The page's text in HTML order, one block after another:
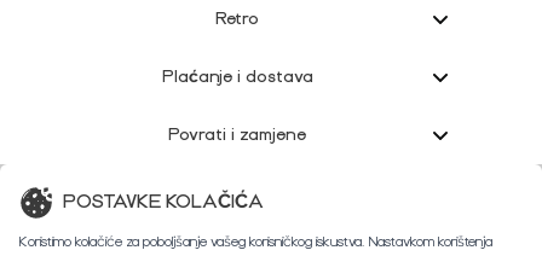
Retro
Plaćanje i dostava
Povrati i zamjene
Korisnička podrška
POSTAVKE KOLAČIĆA
Koristimo kolačiće za poboljšanje vašeg korisničkog iskustva. Nastavkom korištenja